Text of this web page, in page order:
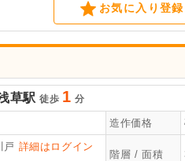
お気に入り登録
草駅 徒歩 1 分
造作価格
戸 詳細はログイン
階層 / 面積